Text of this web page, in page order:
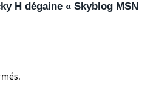
H dégaine « Skyblog MSN